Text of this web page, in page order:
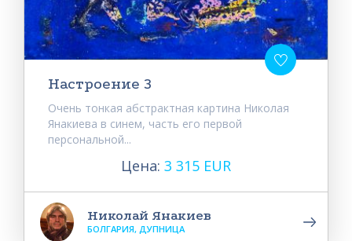
Настроение 3
Очень тонкая абстрактная картина Николая
Янакиева в синем, часть его первой
персональной...
Цена: 3 315 EUR
Николай Янакиев
БОЛГАРИЯ, ДУПНИЦА